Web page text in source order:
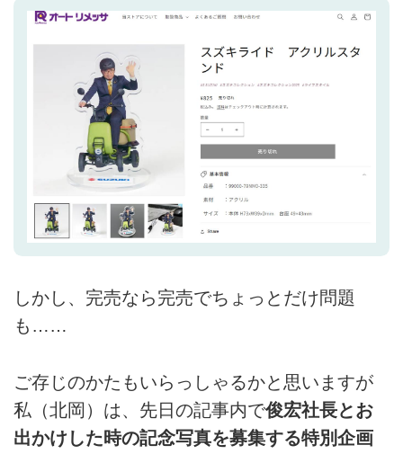
しかし、完売なら完売でちょっとだけ問題
も……
ご存じのかたもいらっしゃるかと思いますが
私（北岡）は、先日の記事内で俊宏社長とお
出かけした時の記念写真を募集する特別企画